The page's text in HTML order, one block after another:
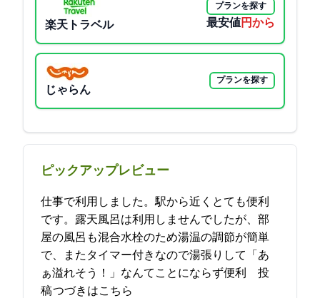
楽天トラベル
プランを探す
最安値3490円から
じゃらん
プランを探す
ピックアップレビュー
仕事で利用しました。駅から近くとても便利
です。露天風呂は利用しませんでしたが、部
屋の風呂も混合水栓のため湯温の調節が簡単
で、またタイマー付きなので湯張りして「あ
ぁ溢れそう！」なんてことにならず便利… 2021-10-27 06:02:31投
稿つづきはこちら